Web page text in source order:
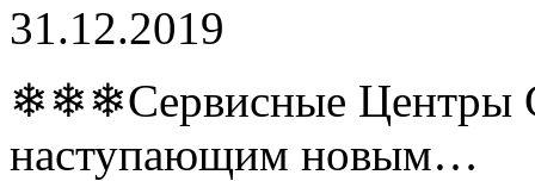
31.12.2019
❄❄❄Сервисные Центры
наступающим новым…